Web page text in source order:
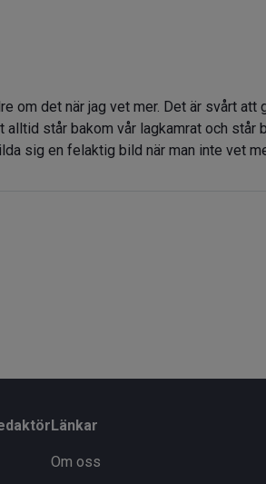
om det när jag vet mer. Det är svårt att
står bakom vår lagkamrat och står
sig en felaktig bild när man inte vet
Länkar
Om oss